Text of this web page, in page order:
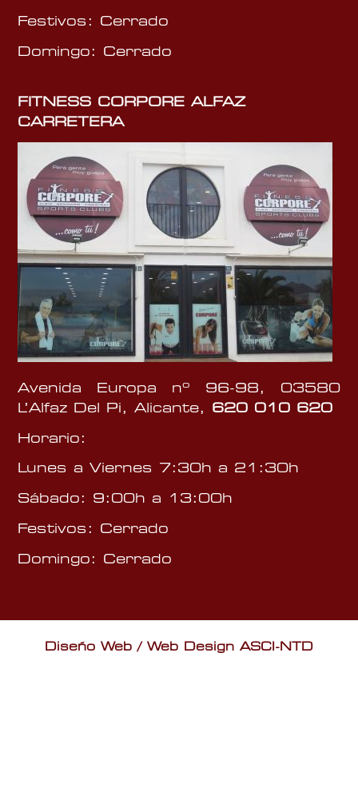
Festivos: Cerrado
Domingo: Cerrado
FITNESS CORPORE ALFAZ
CARRETERA
Avenida Europa nº 96-98, 03580
L’Alfaz Del Pi, Alicante, 620 010 620
Horario:
Lunes a Viernes 7:30h a 21:30h
Sábado: 9:00h a 13:00h
Festivos: Cerrado
Domingo: Cerrado
Diseño Web / Web Design ASCI-NTD